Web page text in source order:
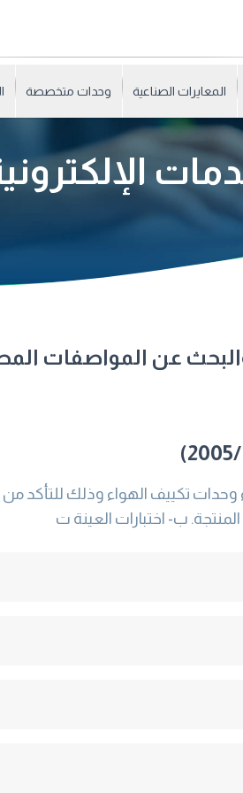
المعايرات الصناعية وحدات متخصصة
عن المواصفات
وحدات تكييف الهواء وذلك
ب- اختبارات العينة ت